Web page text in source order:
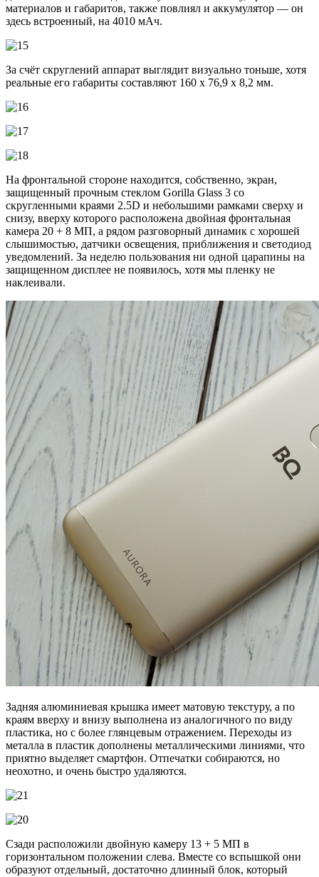
материалов и габаритов, также повлиял и аккумулятор — он
здесь встроенный, на 4010 мАч.
За счёт скруглений аппарат выглядит визуально тоньше, хотя
реальные его габариты составляют 160 х 76,9 х 8,2 мм.
На фронтальной стороне находится, собственно, экран,
защищенный прочным стеклом Gorilla Glass 3 со
скругленными краями 2.5D и небольшими рамками сверху и
снизу, вверху которого расположена двойная фронтальная
камера 20 + 8 МП, а рядом разговорный динамик с хорошей
слышимостью, датчики освещения, приближения и светодиод
уведомлений. За неделю пользования ни одной царапины на
защищенном дисплее не появилось, хотя мы пленку не
наклеивали.
Задняя алюминиевая крышка имеет матовую текстуру, а по
краям вверху и внизу выполнена из аналогичного по виду
пластика, но с более глянцевым отражением. Переходы из
металла в пластик дополнены металлическими линиями, что
приятно выделяет смартфон. Отпечатки собираются, но
неохотно, и очень быстро удаляются.
Сзади расположили двойную камеру 13 + 5 МП в
горизонтальном положении слева. Вместе со вспышкой они
образуют отдельный, достаточно длинный блок, который